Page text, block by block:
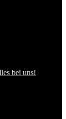
bei uns!